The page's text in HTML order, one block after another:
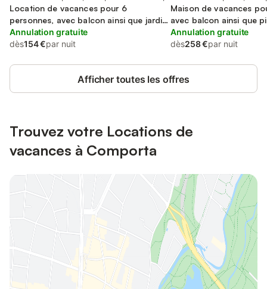
Location de vacances pour 6
personnes, avec balcon ainsi que jardin
et piscine
Annulation gratuite
dès154 €par nuit
Maison de vacances
avec balcon ainsi que
Annulation gratuite
dès258 €par nuit
Afficher toutes les offres
Trouvez votre Locations de
vacances à Comporta